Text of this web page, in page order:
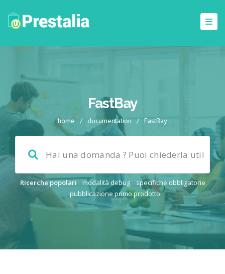
FastBay
home / documentation / FastBay
Ricerche popolari modalità debug, specifiche obbligatorie,
pubblicazione primo prodotto